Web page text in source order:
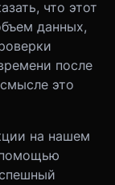
что этот
данных,
после
это
на нашем
помощью